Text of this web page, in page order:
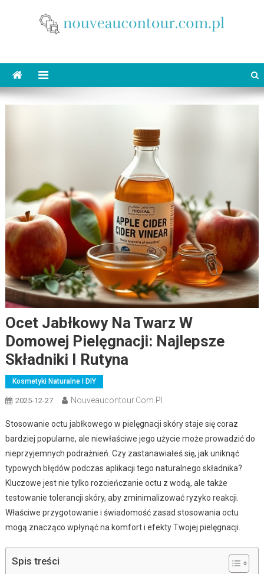
Ocet Jabłkowy Na Twarz W
Domowej Pielęgnacji: Najlepsze
Składniki I Rutyna
Kosmetyki Naturalne I DIY
2025-12-27 Nouveaucontour.com.pl
Stosowanie octu jabłkowego w pielęgnacji skóry staje się coraz
bardziej popularne, ale niewłaściwe jego użycie może prowadzić do
nieprzyjemnych podrażnień. Czy zastanawiałeś się, jak uniknąć
typowych błędów podczas aplikacji tego naturalnego składnika?
Kluczowe jest nie tylko rozcieńczanie octu z wodą, ale także
testowanie tolerancji skóry, aby zminimalizować ryzyko reakcji.
Właściwe przygotowanie i świadomość zasad stosowania octu
mogą znacząco wpłynąć na komfort i efekty Twojej pielęgnacji.
Spis treści